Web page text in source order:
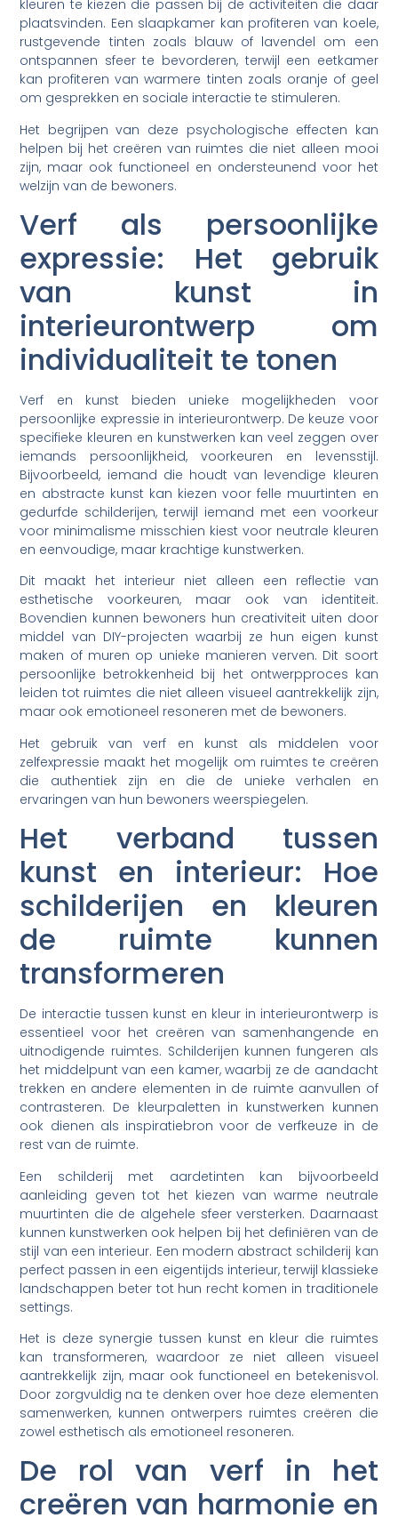
kleuren te kiezen die passen bij de activiteiten die daar
plaatsvinden. Een slaapkamer kan profiteren van koele,
rustgevende tinten zoals blauw of lavendel om een
ontspannen sfeer te bevorderen, terwijl een eetkamer
kan profiteren van warmere tinten zoals oranje of geel
om gesprekken en sociale interactie te stimuleren.
Het begrijpen van deze psychologische effecten kan
helpen bij het creëren van ruimtes die niet alleen mooi
zijn, maar ook functioneel en ondersteunend voor het
welzijn van de bewoners.
Verf als persoonlijke
expressie: Het gebruik
van kunst in
interieurontwerp om
individualiteit te tonen
Verf en kunst bieden unieke mogelijkheden voor
persoonlijke expressie in interieurontwerp. De keuze voor
specifieke kleuren en kunstwerken kan veel zeggen over
iemands persoonlijkheid, voorkeuren en levensstijl.
Bijvoorbeeld, iemand die houdt van levendige kleuren
en abstracte kunst kan kiezen voor felle muurtinten en
gedurfde schilderijen, terwijl iemand met een voorkeur
voor minimalisme misschien kiest voor neutrale kleuren
en eenvoudige, maar krachtige kunstwerken.
Dit maakt het interieur niet alleen een reflectie van
esthetische voorkeuren, maar ook van identiteit.
Bovendien kunnen bewoners hun creativiteit uiten door
middel van DIY-projecten waarbij ze hun eigen kunst
maken of muren op unieke manieren verven. Dit soort
persoonlijke betrokkenheid bij het ontwerpproces kan
leiden tot ruimtes die niet alleen visueel aantrekkelijk zijn,
maar ook emotioneel resoneren met de bewoners.
Het gebruik van verf en kunst als middelen voor
zelfexpressie maakt het mogelijk om ruimtes te creëren
die authentiek zijn en die de unieke verhalen en
ervaringen van hun bewoners weerspiegelen.
Het verband tussen
kunst en interieur: Hoe
schilderijen en kleuren
de ruimte kunnen
transformeren
De interactie tussen kunst en kleur in interieurontwerp is
essentieel voor het creëren van samenhangende en
uitnodigende ruimtes. Schilderijen kunnen fungeren als
het middelpunt van een kamer, waarbij ze de aandacht
trekken en andere elementen in de ruimte aanvullen of
contrasteren. De kleurpaletten in kunstwerken kunnen
ook dienen als inspiratiebron voor de verfkeuze in de
rest van de ruimte.
Een schilderij met aardetinten kan bijvoorbeeld
aanleiding geven tot het kiezen van warme neutrale
muurtinten die de algehele sfeer versterken. Daarnaast
kunnen kunstwerken ook helpen bij het definiëren van de
stijl van een interieur. Een modern abstract schilderij kan
perfect passen in een eigentijds interieur, terwijl klassieke
landschappen beter tot hun recht komen in traditionele
settings.
Het is deze synergie tussen kunst en kleur die ruimtes
kan transformeren, waardoor ze niet alleen visueel
aantrekkelijk zijn, maar ook functioneel en betekenisvol.
Door zorgvuldig na te denken over hoe deze elementen
samenwerken, kunnen ontwerpers ruimtes creëren die
zowel esthetisch als emotioneel resoneren.
De rol van verf in het
creëren van harmonie en